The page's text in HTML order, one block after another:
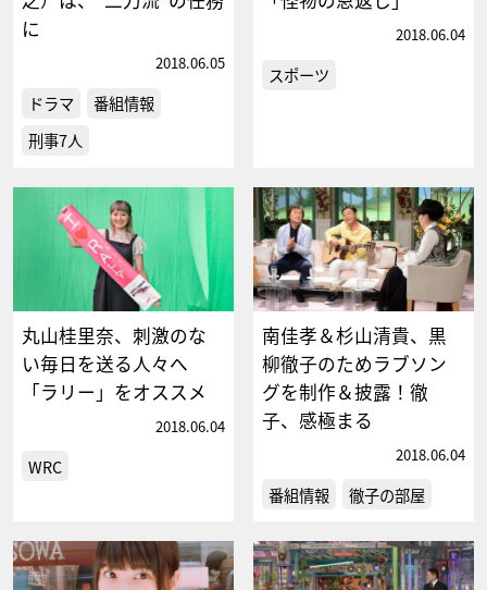
に
2018.06.05
ドラマ
番組情報
刑事7人
2018.06.04
スポーツ
丸山桂里奈、刺激のな
い毎日を送る人々へ
「ラリー」をオススメ
2018.06.04
WRC
南佳孝＆杉山清貴、黒
柳徹子のためラブソン
グを制作＆披露！徹
子、感極まる
2018.06.04
番組情報 徹子の部屋